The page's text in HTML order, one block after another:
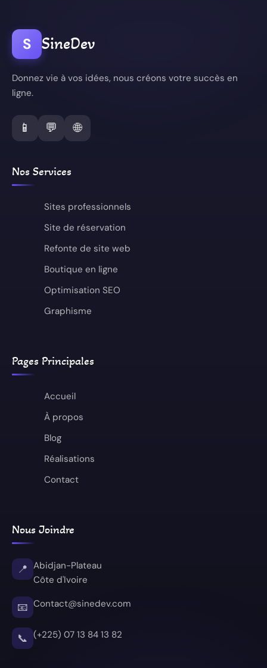
S SineDev
Donnez vie à vos idées, nous créons votre succès en
ligne.
📱 💬 🌐
Nos Services
Sites professionnels
Site de réservation
Refonte de site web
Boutique en ligne
Optimisation SEO
Graphisme
Pages Principales
Accueil
À propos
Blog
Réalisations
Contact
Nous Joindre
📍 Abidjan-Plateau
Côte d'Ivoire
📧 Contact@sinedev.com
📞 (+225) 07 13 84 13 82